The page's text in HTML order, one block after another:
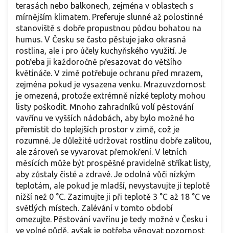
terasách nebo balkonech, zejména v oblastech s
mírnějším klimatem. Preferuje slunné až polostinné
stanoviště s dobře propustnou půdou bohatou na
humus. V Česku se často pěstuje jako okrasná
rostlina, ale i pro účely kuchyňského využití. Je
potřeba ji každoročně přesazovat do většího
květináče. V zimě potřebuje ochranu před mrazem,
zejména pokud je vysazena venku. Mrazuvzdornost
je omezená, protože extrémně nízké teploty mohou
listy poškodit. Mnoho zahradníků volí pěstování
vavřínu ve vyšších nádobách, aby bylo možné ho
přemístit do teplejších prostor v zimě, což je
rozumné. Je důležité udržovat rostlinu dobře zalitou,
ale zároveň se vyvarovat přemokření. V letních
měsících může být prospěšné pravidelně stříkat listy,
aby zůstaly čisté a zdravé. Je odolná vůči nízkým
teplotám, ale pokud je mladší, nevystavujte ji teplotě
nižší než 0 °C. Zazimujte ji při teplotě 3 °C až 18 °C ve
světlých místech. Zalévání v tomto období
omezujte. Pěstování vavřínu je tedy možné v Česku i
ve volné půdě, avšak je potřeba věnovat pozornost